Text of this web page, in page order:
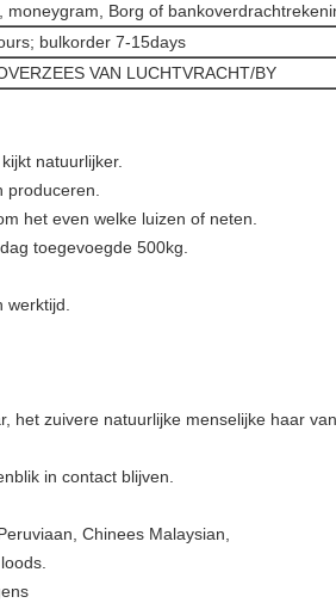
moneygram, Borg of
bulkorder 7-15days
VAN LUCHTVRACHT/BY
natuurlijker.
het even welke luizen of neten.
toegevoegde 500kg.
het zuivere natuurlijke menselijke haar
in contact blijven.
Chinees Malaysian,